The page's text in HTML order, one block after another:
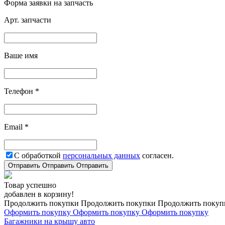
Форма заявки на запчасть
Арт. запчасти
Ваше имя
Телефон *
Email *
С обработкой персональных данных согласен.
Отправить Отправить Отправить
Товар успешно
добавлен в корзину!
Продолжить покупки Продолжить покупки Продолжить
Оформить покупку Оформить покупку Оформить покупку
Багажники на крышу авто